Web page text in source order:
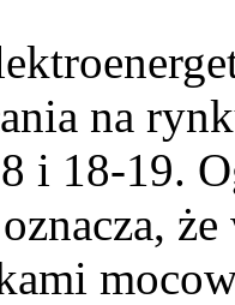
na
i 18-19.